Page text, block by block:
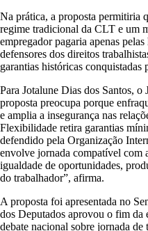
Na prática, a proposta permitiria
regime tradicional da CLT e um
empregador pagaria apenas
defensores dos direitos
garantias históricas conquistadas
Para Jotalune Dias dos Santos,
proposta preocupa porque
e amplia a insegurança nas
Flexibilidade retira garantias
defendido pela Organização
envolve jornada compatível com
igualdade de oportunidades,
do trabalhador”, afirma.
A proposta foi apresentada no
dos Deputados aprovou o fim
debate nacional sobre jornada